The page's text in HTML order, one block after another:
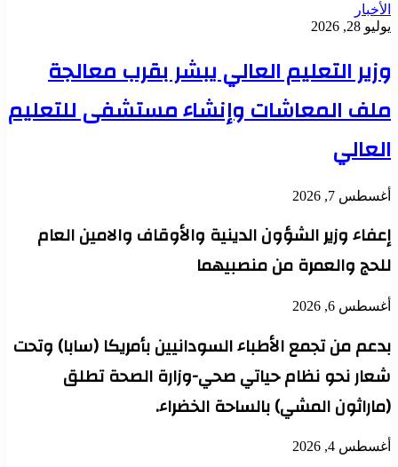
الأخبار
يوليو 28, 2026
وزير التعليم العالي يبشر بقرب معالجة
ملف المعاشات وإنشاء مستشفى للتعليم
العالي
أغسطس 7, 2026
إعفاء وزير الشؤون الدينية والأوقاف والامين العام
للحج والعمرة من منصبيهما
أغسطس 6, 2026
بدعم من تجمع الأطباء السودانيين بأمريكا (سابا) وتحت
شعار نحو نظام حياتي صحي-وزارة الصحة تطلق
(ماراثون المشي) بالساحة الخضراء.
أغسطس 4, 2026